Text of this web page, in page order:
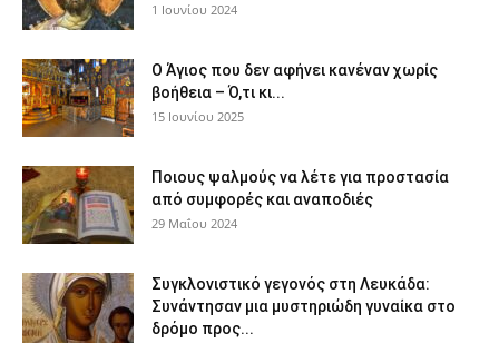
1 Ιουνίου 2024
Ο Άγιος που δεν αφήνει κανέναν χωρίς
βοήθεια – Ό,τι κι...
15 Ιουνίου 2025
Ποιους ψαλμούς να λέτε για προστασία
από συμφορές και αναποδιές
29 Μαΐου 2024
Συγκλονιστικό γεγονός στη Λευκάδα:
Συνάντησαν μια μυστηριώδη γυναίκα στο
δρόμο προς...